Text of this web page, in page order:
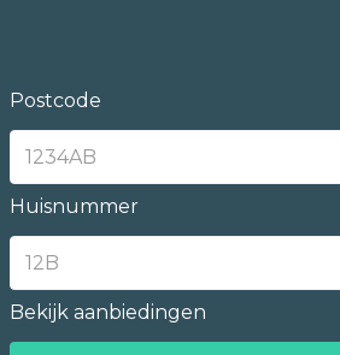
Postcode
Huisnummer
Bekijk aanbiedingen